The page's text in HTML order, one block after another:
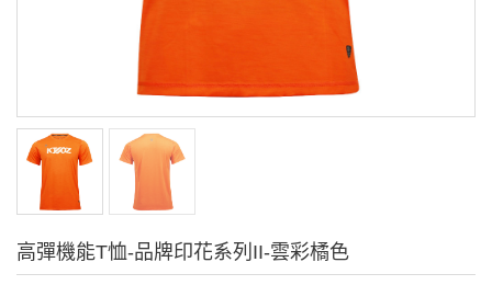
高彈機能T恤-品牌印花系列II-雲彩橘色